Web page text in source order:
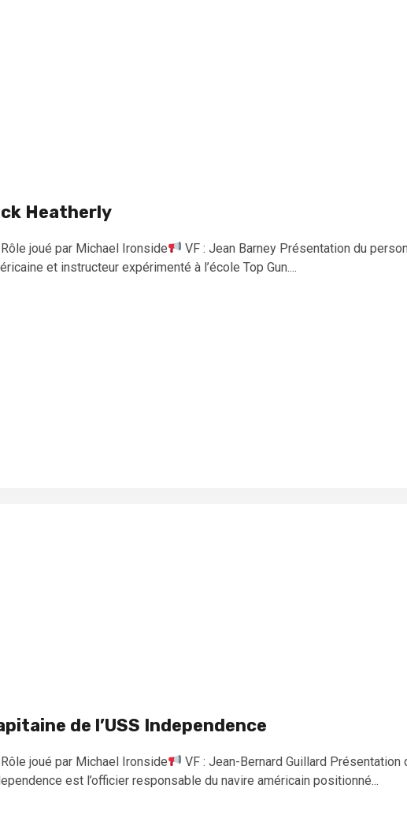
Heatherly
joué par Michael Ironside
VF : Jean Barney Présentation du
et instructeur expérimenté à l’école Top Gun....
de l’USS Independence
joué par Michael Ironside
VF : Jean-Bernard Guillard Présentation
est l’officier responsable du navire américain positionné...